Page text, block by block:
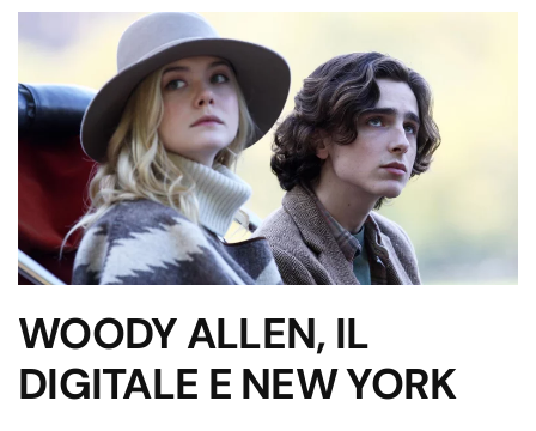
WOODY ALLEN, IL
DIGITALE E NEW YORK